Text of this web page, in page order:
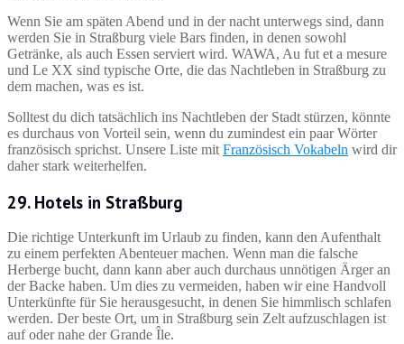
Wenn Sie am späten Abend und in der nacht unterwegs sind, dann
werden Sie in Straßburg viele Bars finden, in denen sowohl
Getränke, als auch Essen serviert wird. WAWA, Au fut et a mesure
und Le XX sind typische Orte, die das Nachtleben in Straßburg zu
dem machen, was es ist.
Solltest du dich tatsächlich ins Nachtleben der Stadt stürzen, könnte
es durchaus von Vorteil sein, wenn du zumindest ein paar Wörter
französisch sprichst. Unsere Liste mit Französisch Vokabeln wird dir
daher stark weiterhelfen.
29. Hotels in Straßburg
Die richtige Unterkunft im Urlaub zu finden, kann den Aufenthalt
zu einem perfekten Abenteuer machen. Wenn man die falsche
Herberge bucht, dann kann aber auch durchaus unnötigen Ärger an
der Backe haben. Um dies zu vermeiden, haben wir eine Handvoll
Unterkünfte für Sie herausgesucht, in denen Sie himmlisch schlafen
werden. Der beste Ort, um in Straßburg sein Zelt aufzuschlagen ist
auf oder nahe der Grande Île.